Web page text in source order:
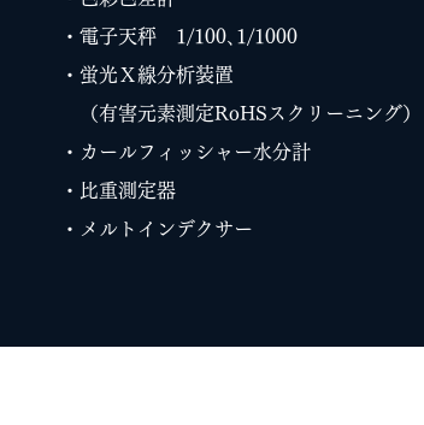
・電子天秤 1/100､1/1000
・蛍光Ｘ線分析装置
（有害元素測定RoHSスクリーニング）
・カールフィッシャー水分計
・比重測定器
・メルトインデクサー